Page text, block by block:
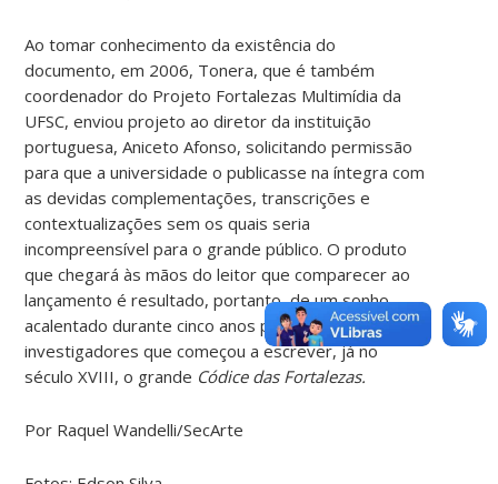
Ao tomar conhecimento da existência do
documento, em 2006, Tonera, que é também
coordenador do Projeto Fortalezas Multimídia da
UFSC, enviou projeto ao diretor da instituição
portuguesa, Aniceto Afonso, solicitando permissão
para que a universidade o publicasse na íntegra com
as devidas complementações, transcrições e
contextualizações sem os quais seria
incompreensível para o grande público. O produto
que chegará às mãos do leitor que comparecer ao
lançamento é resultado, portanto, de um sonho
acalentado durante cinco anos por essa rede de
investigadores que começou a escrever, já no
século XVIII, o grande Códice das Fortalezas.
Por Raquel Wandelli/SecArte